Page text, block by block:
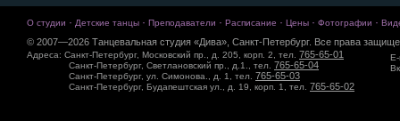
О студии · Детские танцы · Преподаватели · Расписание · Цены · Фотографии ·
© 2007—2026 Танцевальная студия «Дива», Санкт-Петербург. Все права
Адреса: Санкт-Петербург, Московский пр., д. 205, корп. 2, тел. 765-65-01
Санкт-Петербург, Светлановский пр., д.1., тел. 765-65-04
Санкт-Петербург, ул. Симонова., д. 1, тел. 765-65-03
Санкт-Петербург, Будапештская ул., д. 19, корп. 1, тел. 765-65-02